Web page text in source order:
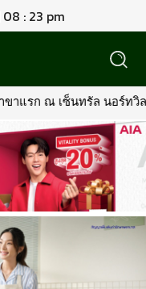
: 23 pm
ลล์พร้อมรุกตลาด